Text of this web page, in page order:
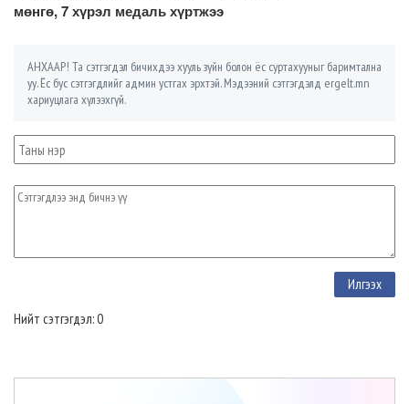
мөнгө, 7 хүрэл медаль хүртжээ
АНХААР! Та сэтгэгдэл бичихдээ хууль зүйн болон ёс суртахууныг баримтална
уу. Ёс бус сэтгэгдлийг админ устгах эрхтэй. Мэдээний сэтгэгдэлд ergelt.mn
хариуцлага хүлээхгүй.
Нийт сэтгэгдэл: 0